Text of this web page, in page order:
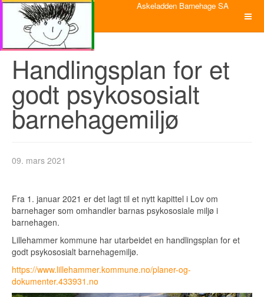
Askeladden Barnehage SA
Handlingsplan for et
godt psykososialt
barnehagemiljø
09. mars 2021
Fra 1. januar 2021 er det lagt til et nytt kapittel i Lov om
barnehager som omhandler barnas psykososiale miljø i
barnehagen.
Lillehammer kommune har utarbeidet en handlingsplan for et
godt psykososialt barnehagemiljø.
https://www.lillehammer.kommune.no/planer-og-
dokumenter.433931.no